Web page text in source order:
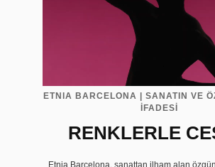
ETNIA BARCELONA | SANATIN VE
İFADESİ
RENKLERLE
Etnia Barcelona, sanattan ilham alan özgün